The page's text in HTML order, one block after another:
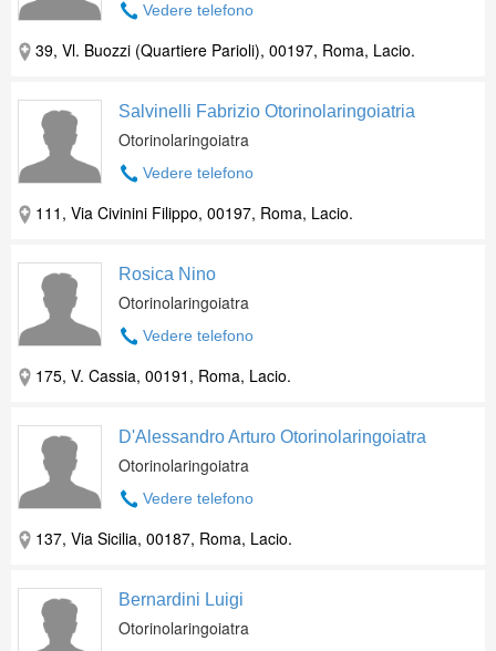
Vedere telefono
39, Vl. Buozzi (Quartiere Parioli), 00197, Roma, Lacio.
Salvinelli Fabrizio Otorinolaringoiatria
Otorinolaringoiatra
Vedere telefono
111, Via Civinini Filippo, 00197, Roma, Lacio.
Rosica Nino
Otorinolaringoiatra
Vedere telefono
175, V. Cassia, 00191, Roma, Lacio.
D'Alessandro Arturo Otorinolaringoiatra
Otorinolaringoiatra
Vedere telefono
137, Via Sicilia, 00187, Roma, Lacio.
Bernardini Luigi
Otorinolaringoiatra